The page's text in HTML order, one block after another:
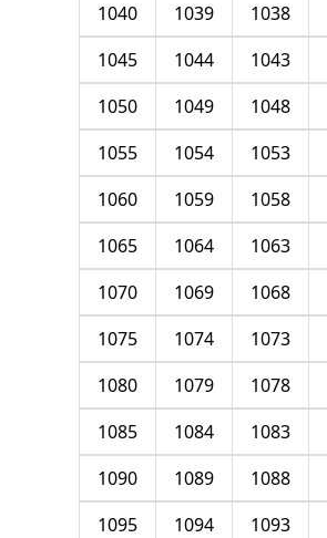
1038
1039
1040
1043
1044
1045
1048
1049
1050
1053
1054
1055
1058
1059
1060
1063
1064
1065
1068
1069
1070
1073
1074
1075
1078
1079
1080
1083
1084
1085
1088
1089
1090
1093
1094
1095